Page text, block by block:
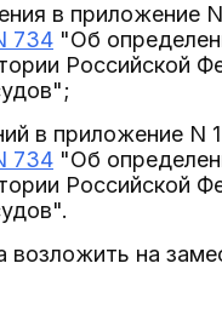
в приложение N
734 "Об
Российской
в приложение N
734 "Об
Российской
на